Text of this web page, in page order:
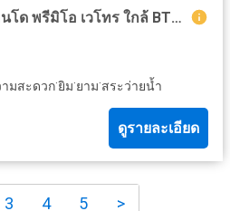
คอนโด 1-ห้องนอน ที่ คอนโด พรีมิโอ เวโทร ใกล้ BTS มหาวิทยาลัยเกษตรศาสตร์
มสะดวก·ยิม·ยาม·สระว่ายน้ำ
ดูรายละเอียด
3 4 5 >